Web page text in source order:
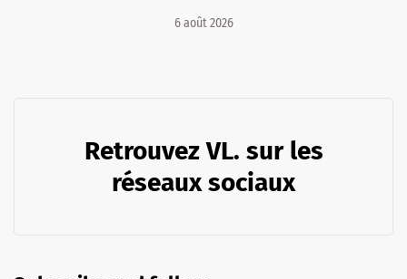
6 août 2026
Retrouvez VL. sur les
réseaux sociaux